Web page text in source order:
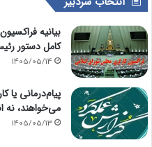
بیانیه
کامل دستور
1405/05/14
پیام‌درمانی یا
می‌خواهند، نه
1405/05/13